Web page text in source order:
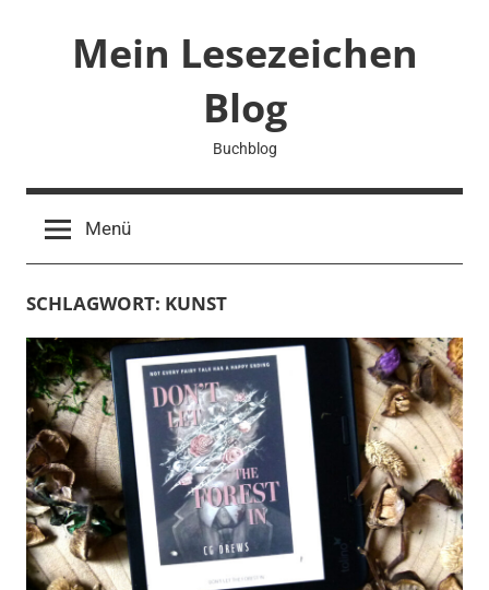
Mein Lesezeichen
Blog
Buchblog
Menü
SCHLAGWORT: KUNST